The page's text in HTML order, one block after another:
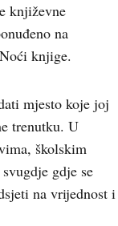
književne
na
knjige.
mjesto koje joj
trenutku. U
školskim
gdje se
na vrijednost i